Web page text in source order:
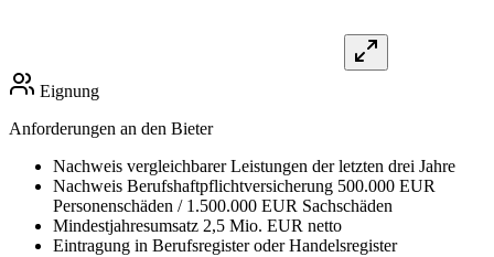
Eignung
Anforderungen an den Bieter
Nachweis vergleichbarer Leistungen der letzten drei Jahre
Nachweis Berufshaftpflichtversicherung 500.000 EUR
Personenschäden / 1.500.000 EUR Sachschäden
Mindestjahresumsatz 2,5 Mio. EUR netto
Eintragung in Berufsregister oder Handelsregister